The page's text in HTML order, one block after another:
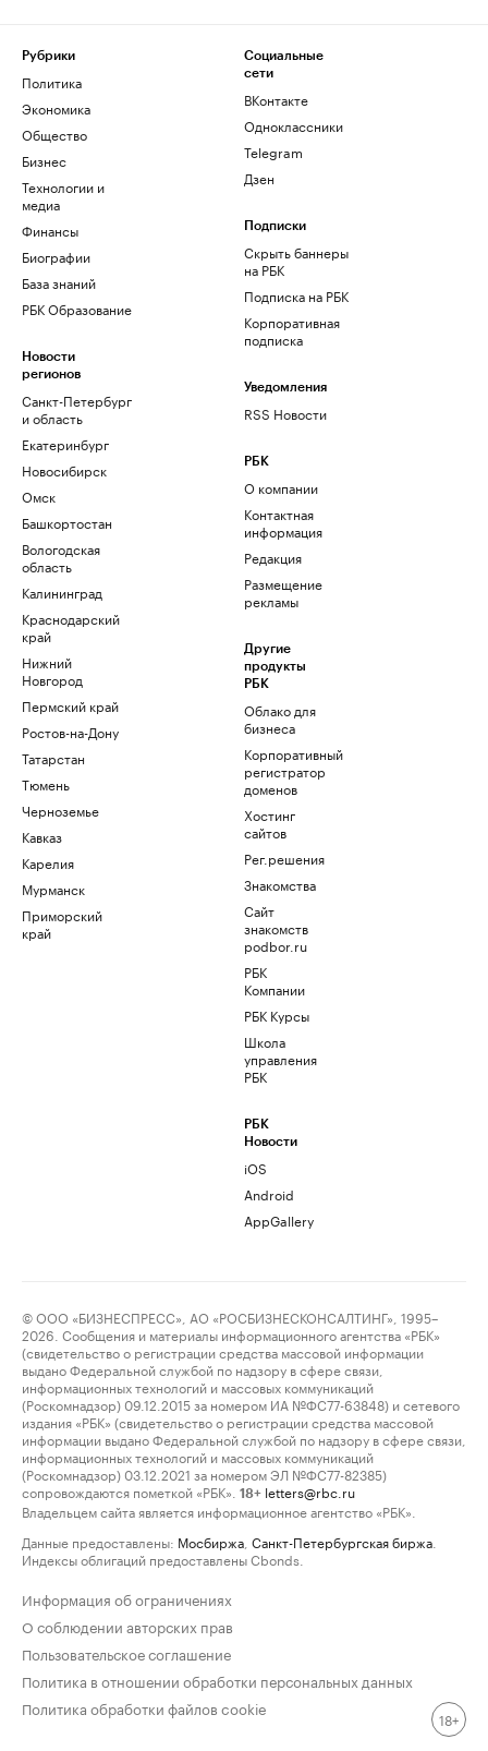
Рубрики
Политика
Экономика
Общество
Бизнес
Технологии и
медиа
Финансы
Биографии
База знаний
РБК Образование
Новости
регионов
Санкт-Петербург
и область
Екатеринбург
Новосибирск
Омск
Башкортостан
Вологодская
область
Калининград
Краснодарский
край
Нижний
Новгород
Пермский край
Ростов-на-Дону
Татарстан
Тюмень
Черноземье
Кавказ
Карелия
Мурманск
Приморский
край
Социальные
сети
ВКонтакте
Одноклассники
Telegram
Дзен
Подписки
Скрыть баннеры
на РБК
Подписка на РБК
Корпоративная
подписка
Уведомления
RSS Новости
РБК
О компании
Контактная
информация
Редакция
Размещение
рекламы
Другие
продукты
РБК
Облако для
бизнеса
Корпоративный
регистратор
доменов
Хостинг
сайтов
Рег.решения
Знакомства
Сайт
знакомств
podbor.ru
РБК
Компании
РБК Курсы
Школа
управления
РБК
РБК
Новости
iOS
Android
AppGallery
© ООО «БИЗНЕСПРЕСС», АО «РОСБИЗНЕСКОНСАЛТИНГ», 1995–
2026. Сообщения и материалы информационного агентства «РБК»
(свидетельство о регистрации средства массовой информации
выдано Федеральной службой по надзору в сфере связи,
информационных технологий и массовых коммуникаций
(Роскомнадзор) 09.12.2015 за номером ИА №ФС77-63848) и сетевого
издания «РБК» (свидетельство о регистрации средства массовой
информации выдано Федеральной службой по надзору в сфере связи,
информационных технологий и массовых коммуникаций
(Роскомнадзор) 03.12.2021 за номером ЭЛ №ФС77-82385)
сопровождаются пометкой «РБК».
18+ letters@rbc.ru
Владельцем сайта является информационное агентство «РБК».
Данные предоставлены: Мосбиржа Санкт-Петербургская биржа
Индексы облигаций предоставлены Cbonds.
Информация об ограничениях
О соблюдении авторских прав
Пользовательское соглашение
Политика в отношении обработки персональных данных
Политика обработки файлов cookie
18+